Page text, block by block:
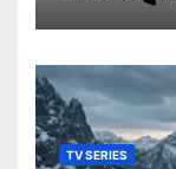
TV SERIES